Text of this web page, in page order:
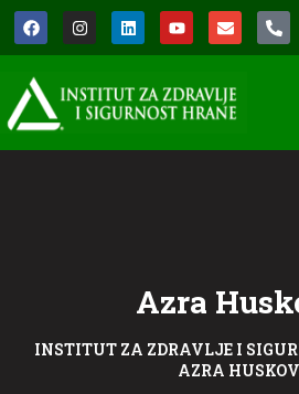
Azra
INSTITUT ZA ZDRAVLJE I
AZRA